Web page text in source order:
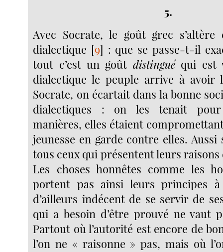
5.
Avec Socrate, le goût grec
dialectique [9] : que se passe-t-il
tout c’est un goût distinguéqui est
dialectique le peuple arrive à avoir
Socrate, on écartait dans la bonne
dialectiques : on les tenait pour
manières, elles étaient
jeunesse en garde contre elles.
tous ceux qui présentent leurs
Les choses honnêtes comme les
portent pas ainsi leurs principes
d’ailleurs indécent de se servir de
qui a besoin d’être prouvé ne vaut
Partout où l’autorité est encore de
l’on ne « raisonne » pas, mais où